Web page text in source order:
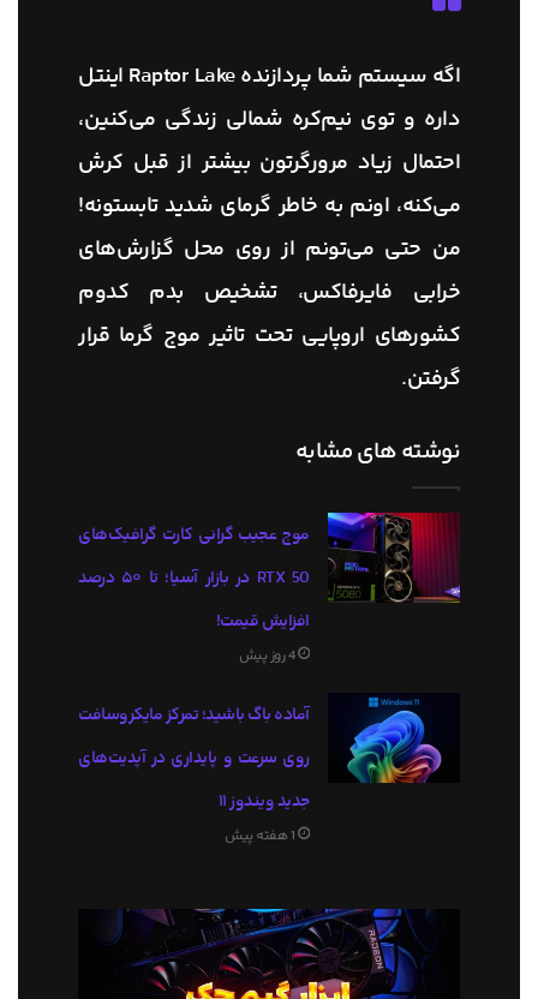
اگه سیستم شما پردازنده Raptor Lake اینتل
داره و توی نیم‌کره شمالی زندگی می‌کنین،
احتمال زیاد مرورگرتون بیشتر از قبل کرش
می‌کنه، اونم به خاطر گرمای شدید تابستونه!
من حتی می‌تونم از روی محل گزارش‌های
خرابی فایرفاکس، تشخیص بدم کدوم
کشورهای اروپایی تحت تاثیر موج گرما قرار
گرفتن.
نوشته های مشابه
موج عجیب گرانی کارت گرافیک‌های
RTX 50 در بازار آسیا؛ تا ۵۰ درصد
افزایش قیمت!
4 روز پیش
آماده باگ باشید؛ تمرکز مایکروسافت
روی سرعت و پایداری در آپدیت‌های
جدید ویندوز ۱۱
1 هفته پیش